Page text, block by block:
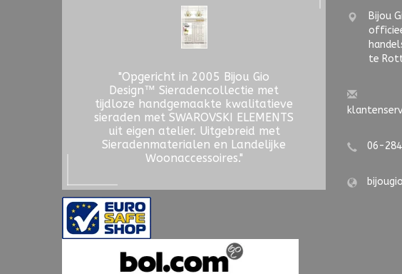
"Opgericht in 2005 Bijou Gio
Design™ Sieradencollectie met
tijdloze handgemaakte kwalitatieve
sieraden met SWAROVSKI ELEMENTS
uit eigen atelier. Uitgebreid met
Sieradenmaterialen en Landelijke
Woonaccessoires."
Bijou
te
06-